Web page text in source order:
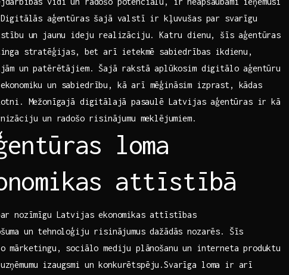
aģentūras šajā valstī ir kļuvušas‌ par svarīgu
un jaunu ideju realizāciju. Katru dienu, šīs aģentūras⁢
stratēģijas, bet arī ietekmē⁤ sabiedrības ikdienu,
un patērētājiem. Šajā rakstā ​aplūkosim digitālo aģentūru
un sabiedrību, kā arī mēģināsim izprast, kādas
Mežonīgajā digitālajā⁤ pasaulē Latvijas aģentūras ir kā
⁢un radošo ⁣risinājumu meklējumiem.
loma
attīstībā
nozīmīgu ​Latvijas ekonomikas attīstības
un tehnoloģiju risinājumus dažādās nozarēs. Šīs
mārketingu, ⁢sociālo mediju plānošanu‍ un interneta produktu
izaugsmi un konkurētspēju.Svarīga loma ir‍ arī